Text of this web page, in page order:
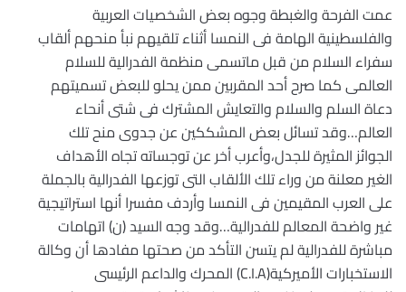
عمت الفرحة والغبطة وجوه بعض الشخصيات العربية
والفلسطينية الهامة فى النمسا أثناء تلقيهم نبأ منحهم ألقاب
سفراء السلام من قبل ماتسمى منظمة الفدرالية للسلام
العالمى كما صرح أحد المقربين ممن يحلو للبعض تسميتهم
دعاة السلم والسلام والتعايش المشترك فى شتى أنحاء
العالم…وقد تسائل بعض المشككين عن جدوى منح تلك
الجوائز المثيرة للجدل،وأعرب أخر عن توجساته تجاه الأهداف
الغير معلنة من وراء تلك الألقاب التى توزعها الفدرالية بالجملة
على العرب المقيمين فى النمسا وأردف مفسرا أنها استراتيجية
غير واضحة المعالم للفدرالية…وقد وجه السيد (ن) اتهامات
مباشرة للفدرالية لم يتسن التأكد من صحتها مفادها أن وكالة
الاستخبارات الأميركية(C.I.A) المحرك والداعم الرئيسى